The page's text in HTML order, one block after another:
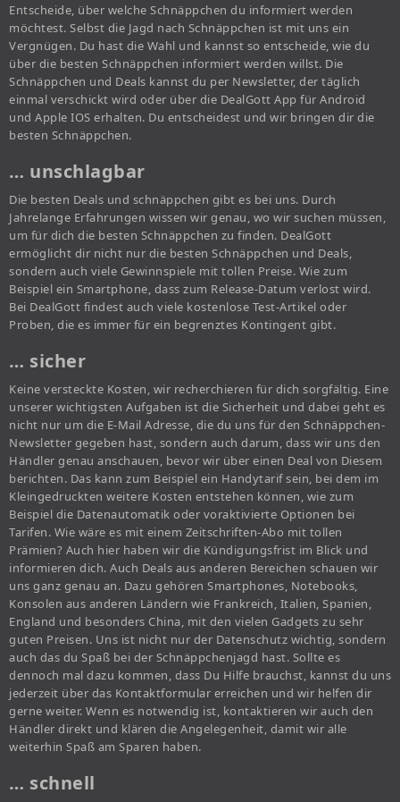
Entscheide, über welche Schnäppchen du informiert werden
möchtest. Selbst die Jagd nach Schnäppchen ist mit uns ein
Vergnügen. Du hast die Wahl und kannst so entscheide, wie du
über die besten Schnäppchen informiert werden willst. Die
Schnäppchen und Deals kannst du per Newsletter, der täglich
einmal verschickt wird oder über die DealGott App für Android
und Apple IOS erhalten. Du entscheidest und wir bringen dir die
besten Schnäppchen.
… unschlagbar
Die besten Deals und schnäppchen gibt es bei uns. Durch
Jahrelange Erfahrungen wissen wir genau, wo wir suchen müssen,
um für dich die besten Schnäppchen zu finden. DealGott
ermöglicht dir nicht nur die besten Schnäppchen und Deals,
sondern auch viele Gewinnspiele mit tollen Preise. Wie zum
Beispiel ein Smartphone, dass zum Release-Datum verlost wird.
Bei DealGott findest auch viele kostenlose Test-Artikel oder
Proben, die es immer für ein begrenztes Kontingent gibt.
… sicher
Keine versteckte Kosten, wir recherchieren für dich sorgfältig. Eine
unserer wichtigsten Aufgaben ist die Sicherheit und dabei geht es
nicht nur um die E-Mail Adresse, die du uns für den Schnäppchen-
Newsletter gegeben hast, sondern auch darum, dass wir uns den
Händler genau anschauen, bevor wir über einen Deal von Diesem
berichten. Das kann zum Beispiel ein Handytarif sein, bei dem im
Kleingedruckten weitere Kosten entstehen können, wie zum
Beispiel die Datenautomatik oder voraktivierte Optionen bei
Tarifen. Wie wäre es mit einem Zeitschriften-Abo mit tollen
Prämien? Auch hier haben wir die Kündigungsfrist im Blick und
informieren dich. Auch Deals aus anderen Bereichen schauen wir
uns ganz genau an. Dazu gehören Smartphones, Notebooks,
Konsolen aus anderen Ländern wie Frankreich, Italien, Spanien,
England und besonders China, mit den vielen Gadgets zu sehr
guten Preisen. Uns ist nicht nur der Datenschutz wichtig, sondern
auch das du Spaß bei der Schnäppchenjagd hast. Sollte es
dennoch mal dazu kommen, dass Du Hilfe brauchst, kannst du uns
jederzeit über das Kontaktformular erreichen und wir helfen dir
gerne weiter. Wenn es notwendig ist, kontaktieren wir auch den
Händler direkt und klären die Angelegenheit, damit wir alle
weiterhin Spaß am Sparen haben.
… schnell